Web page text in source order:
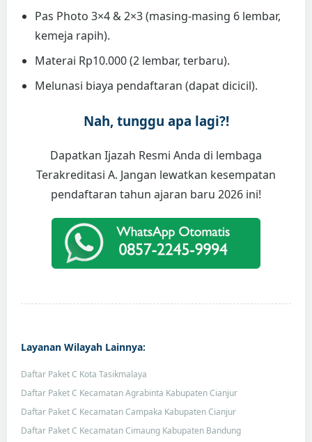
Pas Photo 3×4 & 2×3 (masing-masing 6 lembar,
kemeja rapih).
Materai Rp10.000 (2 lembar, terbaru).
Melunasi biaya pendaftaran (dapat dicicil).
Nah, tunggu apa lagi?!
Dapatkan Ijazah Resmi Anda di lembaga
Terakreditasi A. Jangan lewatkan kesempatan
pendaftaran tahun ajaran baru 2026 ini!
Layanan Wilayah Lainnya:
Daftar Paket C Kota Tasikmalaya
Daftar Paket C Kecamatan Agrabinta Kabupaten Cianjur
Daftar Paket C Kecamatan Campaka Kabupaten Cianjur
Daftar Paket C Kecamatan Cimaung Kabupaten Bandung